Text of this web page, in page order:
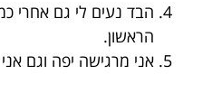
הבד נעים לי גם אחרי
הראשון.
אני מרגישה יפה וגם